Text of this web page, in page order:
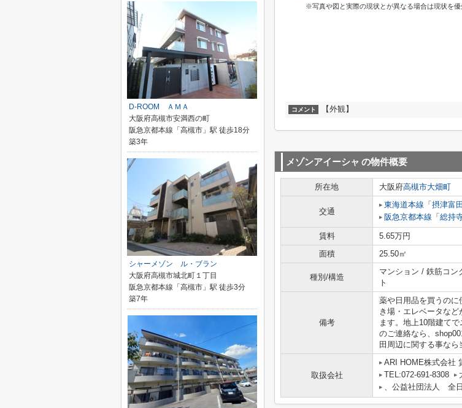
※写真や図と実際の現状とが異なる場合は現状を
コメント 【外観】
メゾンアイーシャ の物件概要
所在地 大阪府高槻市大畑町
交通
東海道本線 「 摂津富田
阪急京都本線 「 総持
賃料 5.65万円
面積
25.50㎡
種別/構造
マンション / 鉄筋コン
ト
備考
薬や日用品を買うの
き場・エレベータな
ます。地上10階建て
のご連絡なら、
田周辺に関する事なら
取扱会社
ARI HOME株式会社
TEL:072-691-8308
、公益社団法人 全
D-ROOM ＡＭＡ
大阪府高槻市安満西の町
阪急京都本線「高槻市」駅 徒歩18分
築3年
シャーメゾン ル・ブラン
大阪府高槻市城北町１丁目
阪急京都本線「高槻市」駅 徒歩3分
築7年